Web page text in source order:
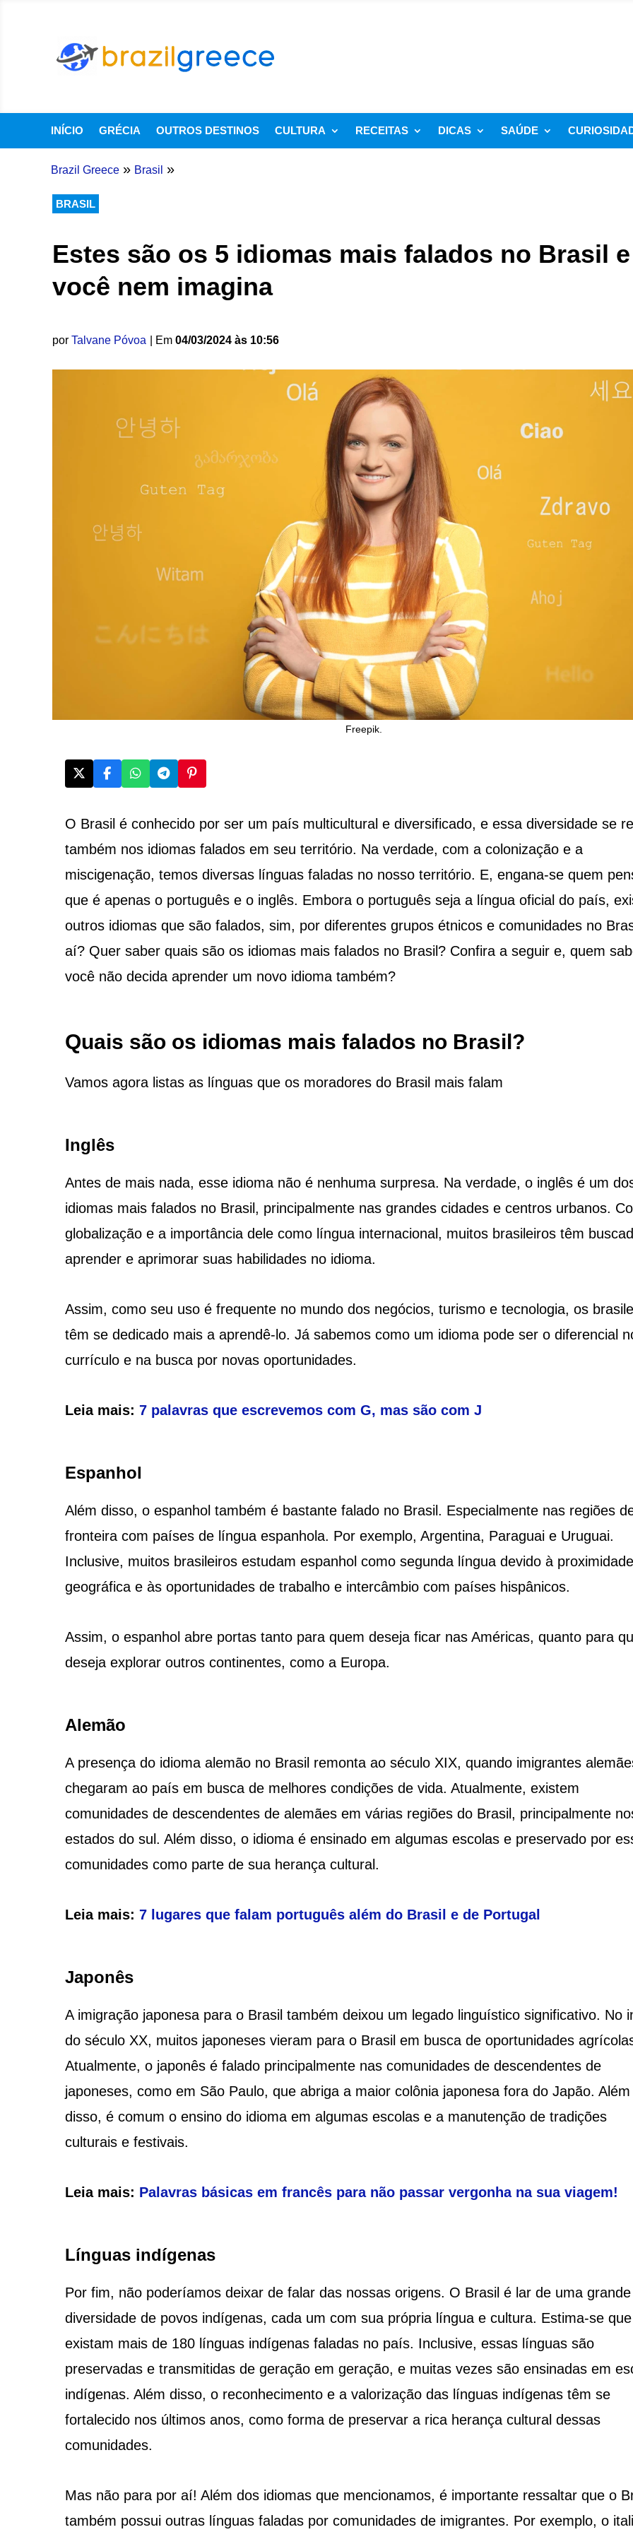
INÍCIO GRÉCIA OUTROS DESTINOS CULTURA RECEITAS DICAS SAÚDE
Brazil Greece » Brasil »
BRASIL
Estes são os 5 idiomas mais falados no Brasil e
você nem imagina
por Talvane Póvoa | Em 04/03/2024 às 10:56
Freepik.
O Brasil é conhecido por ser um país multicultural e diversificado, e essa diversidade se
também nos idiomas falados em seu território. Na verdade, com a colonização e a
miscigenação, temos diversas línguas faladas no nosso território. E, engana-se quem
que é apenas o português e o inglês. Embora o português seja a língua oficial do país,
outros idiomas que são falados, sim, por diferentes grupos étnicos e comunidades no
aí? Quer saber quais são os idiomas mais falados no Brasil? Confira a seguir e, quem
você não decida aprender um novo idioma também?
Quais são os idiomas mais falados no Brasil?
Vamos agora listas as línguas que os moradores do Brasil mais falam
Inglês
Antes de mais nada, esse idioma não é nenhuma surpresa. Na verdade, o inglês é um
idiomas mais falados no Brasil, principalmente nas grandes cidades e centros urbanos.
globalização e a importância dele como língua internacional, muitos brasileiros têm
aprender e aprimorar suas habilidades no idioma.
Assim, como seu uso é frequente no mundo dos negócios, turismo e tecnologia, os
têm se dedicado mais a aprendê-lo. Já sabemos como um idioma pode ser o diferencial
currículo e na busca por novas oportunidades.
Leia mais: 7 palavras que escrevemos com G, mas são com J
Espanhol
Além disso, o espanhol também é bastante falado no Brasil. Especialmente nas regiões
fronteira com países de língua espanhola. Por exemplo, Argentina, Paraguai e Uruguai.
Inclusive, muitos brasileiros estudam espanhol como segunda língua devido à proximidade
geográfica e às oportunidades de trabalho e intercâmbio com países hispânicos.
Assim, o espanhol abre portas tanto para quem deseja ficar nas Américas, quanto para
deseja explorar outros continentes, como a Europa.
Alemão
A presença do idioma alemão no Brasil remonta ao século XIX, quando imigrantes
chegaram ao país em busca de melhores condições de vida. Atualmente, existem
comunidades de descendentes de alemães em várias regiões do Brasil, principalmente
estados do sul. Além disso, o idioma é ensinado em algumas escolas e preservado por
comunidades como parte de sua herança cultural.
Leia mais: 7 lugares que falam português além do Brasil e de Portugal
Japonês
A imigração japonesa para o Brasil também deixou um legado linguístico significativo. No
do século XX, muitos japoneses vieram para o Brasil em busca de oportunidades
Atualmente, o japonês é falado principalmente nas comunidades de descendentes de
japoneses, como em São Paulo, que abriga a maior colônia japonesa fora do Japão. Além
disso, é comum o ensino do idioma em algumas escolas e a manutenção de tradições
culturais e festivais.
Leia mais: Palavras básicas em francês para não passar vergonha na sua viagem!
Línguas indígenas
Por fim, não poderíamos deixar de falar das nossas origens. O Brasil é lar de uma grande
diversidade de povos indígenas, cada um com sua própria língua e cultura. Estima-se que
existam mais de 180 línguas indígenas faladas no país. Inclusive, essas línguas são
preservadas e transmitidas de geração em geração, e muitas vezes são ensinadas em
indígenas. Além disso, o reconhecimento e a valorização das línguas indígenas têm se
fortalecido nos últimos anos, como forma de preservar a rica herança cultural dessas
comunidades.
Mas não para por aí! Além dos idiomas que mencionamos, é importante ressaltar que o
também possui outras línguas faladas por comunidades de imigrantes. Por exemplo, o